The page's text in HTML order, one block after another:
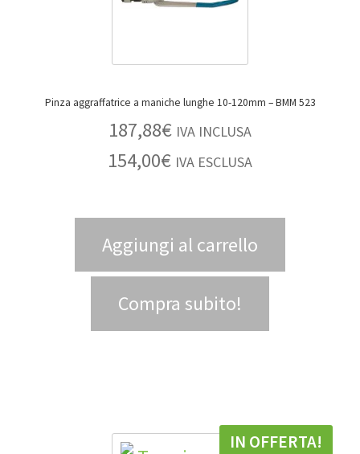
Pinza aggraffatrice a maniche lunghe 10-120mm – BMM 523
187,88€ IVA INCLUSA
154,00€ IVA ESCLUSA
Aggiungi al carrello
Compra subito!
IN OFFERTA!